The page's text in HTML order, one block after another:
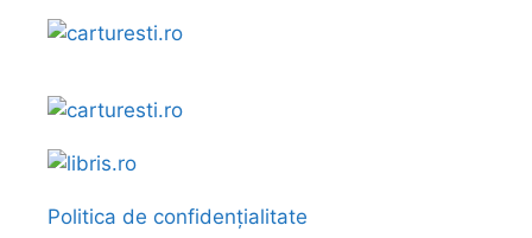
Politica de confidențialitate